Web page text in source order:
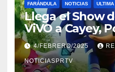
FARÁNDULA NOTICIAS
Llega el Show
ViVO a Cayey,
Barceloneta y
Relojes gratis
compre
4/FEBRERO/2025
NOTICIASPRTV